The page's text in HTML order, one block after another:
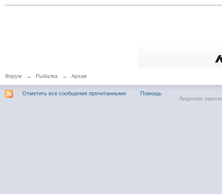
Форум → Рыбалка → Архив
Отметить все сообщения прочитанными
Помощь
Лицензия